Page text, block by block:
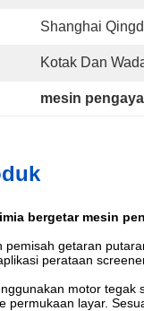
Shanghai
Kotak Dan
mesin
bergetar mesin
pemisah getaran
perataan
motor
permukaan layar.